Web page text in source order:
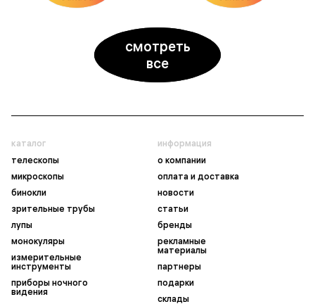
смотреть
все
каталог
телескопы
микроскопы
бинокли
зрительные трубы
лупы
монокуляры
измерительные
инструменты
приборы ночного
видения
информация
о компании
оплата и доставка
новости
статьи
бренды
рекламные
материалы
партнеры
подарки
склады